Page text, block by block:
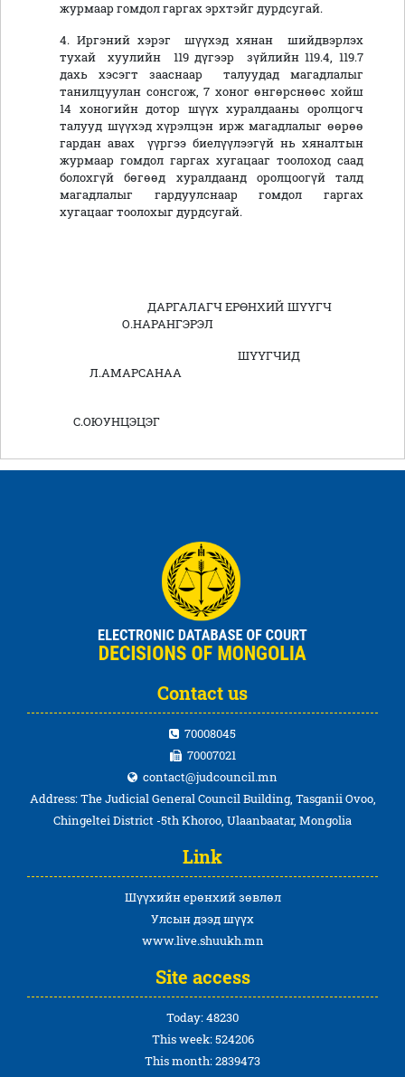
журмаар гомдол гаргах эрхтэйг дурдсугай.
4. Иргэний хэрэг шүүхэд хянан шийдвэрлэх
тухай хуулийн 119 дүгээр зүйлийн 119.4, 119.7
дахь хэсэгт зааснаар талуудад магадлалыг
танилцуулан сонсгож, 7 хоног өнгөрснөөс хойш
14 хоногийн дотор шүүх хуралдааны оролцогч
талууд шүүхэд хүрэлцэн ирж магадлалыг өөрөө
гардан авах үүргээ биелүүлээгүй нь хяналтын
журмаар гомдол гаргах хугацааг тоолоход саад
болохгүй бөгөөд хуралдаанд оролцоогүй талд
магадлалыг гардуулснаар гомдол гаргах
хугацааг тоолохыг дурдсугай.
ДАРГАЛАГЧ ЕРӨНХИЙ ШҮҮГЧ
О.НАРАНГЭРЭЛ
ШҮҮГЧИД
Л.АМАРСАНАА
С.ОЮУНЦЭЦЭГ
Contact us
70008045
70007021
contact@judcouncil.mn
Address: The Judicial General Council Building, Tasganii Ovoo,
Chingeltei District -5th Khoroo, Ulaanbaatar, Mongolia
Link
Шүүхийн ерөнхий зөвлөл
Улсын дээд шүүх
www.live.shuukh.mn
Site access
Today: 48230
This week: 524206
This month: 2839473